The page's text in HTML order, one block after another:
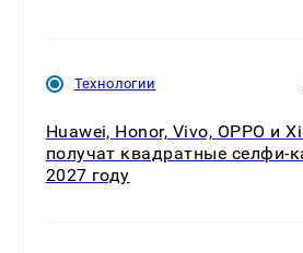
Технологии
Huawei, Honor, Vivo, OPPO и
получат квадратные селфи-
2027 году